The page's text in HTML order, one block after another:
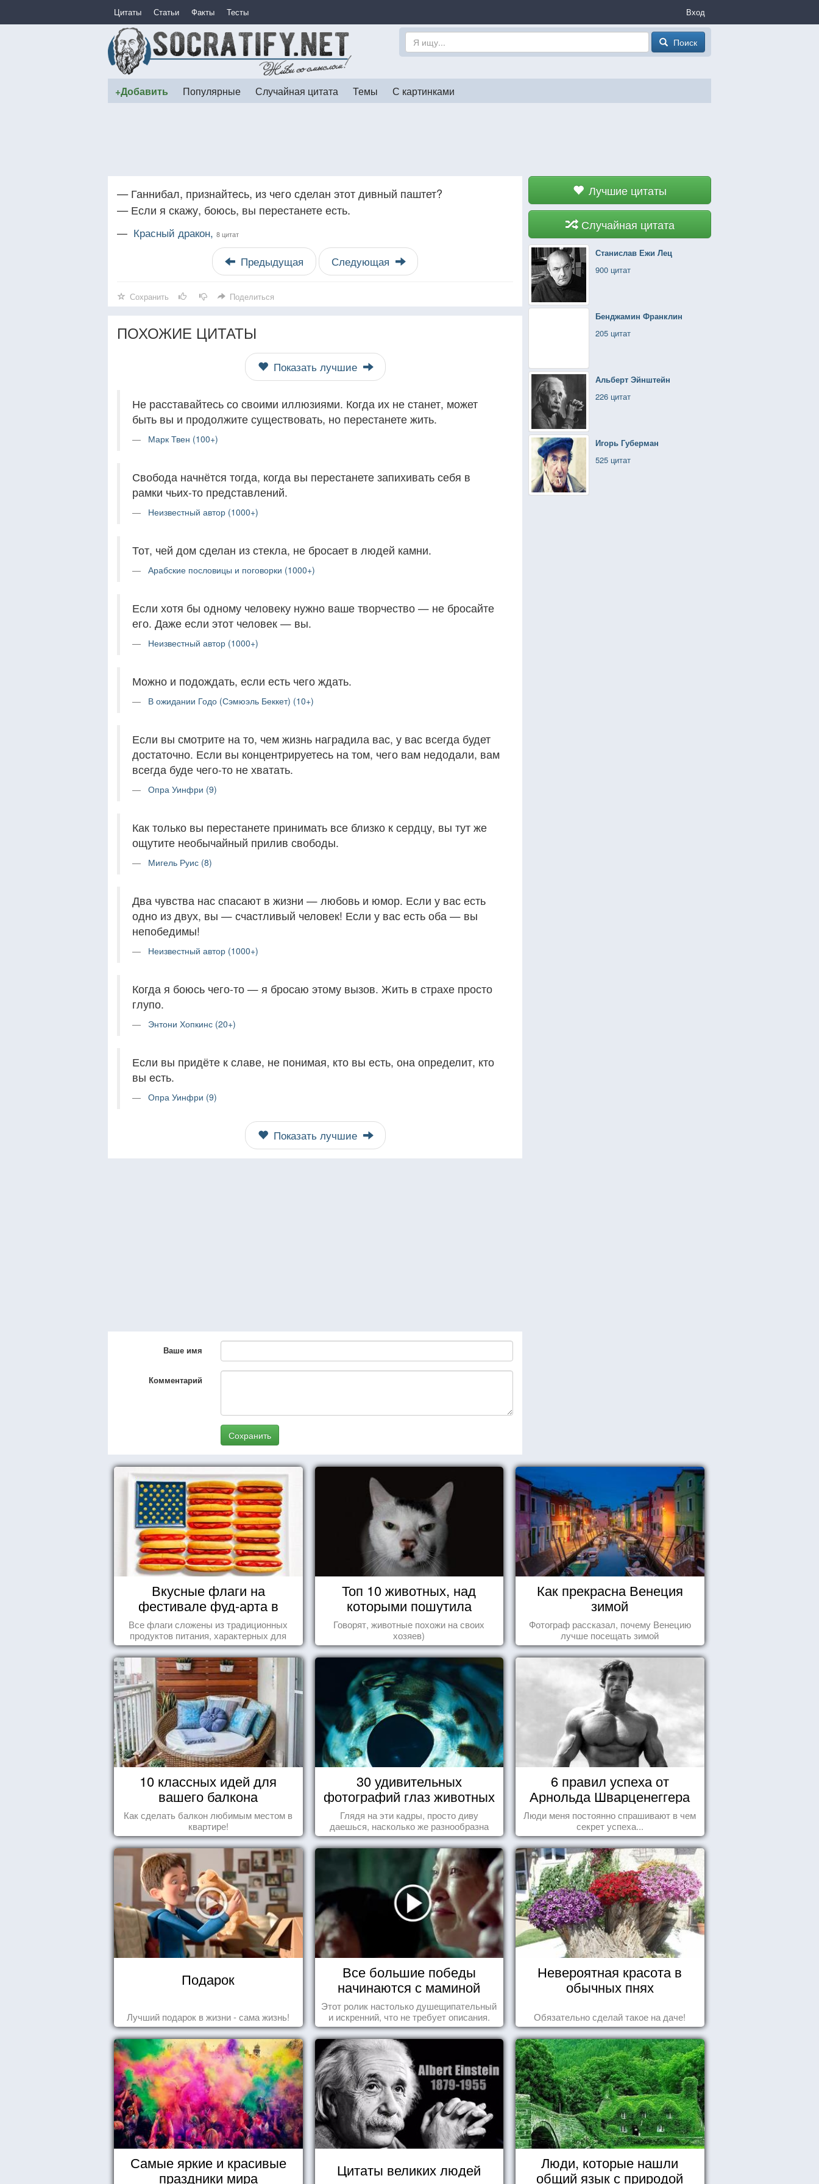
Цитаты Статьи Факты Тесты Вход
Поиск
+Добавить Популярные Случайная цитата Темы С картинками
Лучшие цитаты
Случайная цитата
Станислав Ежи Лец
900 цитат
Бенджамин Франклин
205 цитат
Альберт Эйнштейн
226 цитат
Игорь Губерман
525 цитат
— Ганнибал, признайтесь, из чего сделан этот дивный паштет?
— Если я скажу, боюсь, вы перестанете есть.
— Красный дракон, 8 цитат
Предыдущая Следующая
Сохранить Поделиться
ПОХОЖИЕ ЦИТАТЫ
Показать лучшие
Не расставайтесь со своими иллюзиями. Когда их не станет, может
быть вы и продолжите существовать, но перестанете жить.
Марк Твен (100+)
Свобода начнётся тогда, когда вы перестанете запихивать себя в
рамки чьих-то представлений.
Неизвестный автор (1000+)
Тот, чей дом сделан из стекла, не бросает в людей камни.
Арабские пословицы и поговорки (1000+)
Если хотя бы одному человеку нужно ваше творчество — не бросайте
его. Даже если этот человек — вы.
Неизвестный автор (1000+)
Можно и подождать, если есть чего ждать.
В ожидании Годо (Сэмюэль Беккет) (10+)
Если вы смотрите на то, чем жизнь наградила вас, у вас всегда будет
достаточно. Если вы концентрируетесь на том, чего вам недодали, вам
всегда буде чего-то не хватать.
Опра Уинфри (9)
Как только вы перестанете принимать все близко к сердцу, вы тут же
ощутите необычайный прилив свободы.
Мигель Руис (8)
Два чувства нас спасают в жизни — любовь и юмор. Если у вас есть
одно из двух, вы — счастливый человек! Если у вас есть оба — вы
непобедимы!
Неизвестный автор (1000+)
Когда я боюсь чего-то — я бросаю этому вызов. Жить в страхе просто
глупо.
Энтони Хопкинс (20+)
Если вы придёте к славе, не понимая, кто вы есть, она определит, кто
вы есть.
Опра Уинфри (9)
Показать лучшие
Ваше имя
Комментарий
Сохранить
Вкусные флаги на
фестивале фуд-арта в
Сиднее
Все флаги сложены из традиционных
продуктов питания, характерных для
этих стран.
Топ 10 животных, над
которыми пошутила
природа
Говорят, животные похожи на своих
хозяев)
Как прекрасна Венеция
зимой
Фотограф рассказал, почему Венецию
лучше посещать зимой
10 классных идей для
вашего балкона
Как сделать балкон любимым местом в
квартире!
30 удивительных
фотографий глаз животных
Глядя на эти кадры, просто диву
даешься, насколько же разнообразна
природа нашего мира!
6 правил успеха от
Арнольда Шварценеггера
Люди меня постоянно спрашивают в чем
секрет успеха...
Подарок
Лучший подарок в жизни - сама жизнь!
Все большие победы
начинаются с маминой
колыбели
Этот ролик настолько душещипательный
и искренний, что не требует описания.
Невероятная красота в
обычных пнях
Обязательно сделай такое на даче!
Самые яркие и красивые
праздники мира
Цитаты великих людей
Люди, которые нашли
общий язык с природой